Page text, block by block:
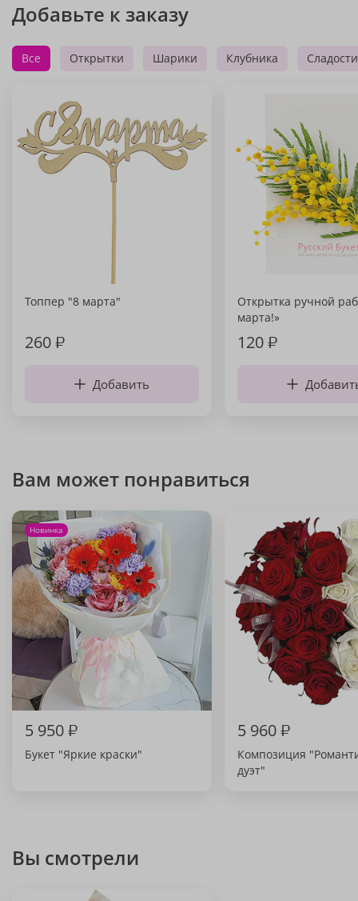
Добавьте к заказу
Все Открытки Шарики Клубника Сладости
Топпер "8 марта"
260₽
Добавить
Открытка ручной
марта!»
120₽
Вам может понравиться
Новинка
5 950₽
Букет "Яркие краски"
5 960₽
Композиция
дуэт"
Вы смотрели